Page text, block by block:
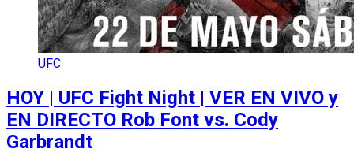
UFC
HOY | UFC Fight Night | VER EN VIVO y
EN DIRECTO Rob Font vs. Cody
Garbrandt